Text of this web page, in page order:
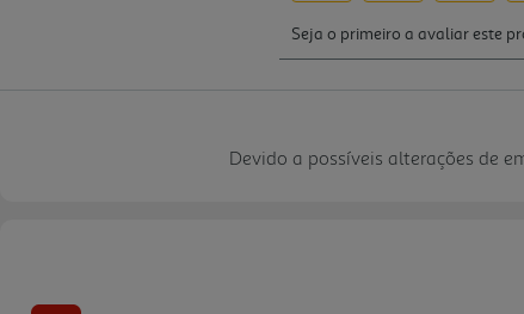
Devido a possíveis alterações de